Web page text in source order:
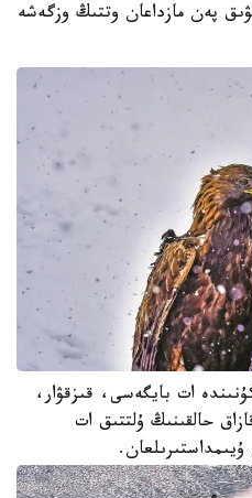
پەن مازداعان وتتىڭ وزگەشە
ات بايگەسى، قىزقۋار،
حالقىنىڭ ۇلتتىق ات